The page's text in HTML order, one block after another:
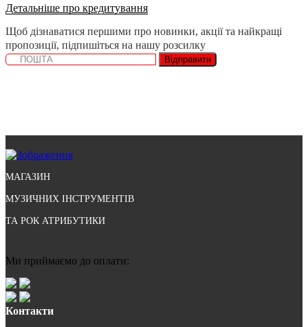
Детальніше про кредитування
Щоб дізнаватися першими про новинки, акції та найкращі
пропозиції, підпишіться на нашу розсилку
Відправити
МАГАЗИН
МУЗИЧНИХ ІНСТРУМЕНТІВ
ТА РОК АТРИБУТИКИ
Ми приймаємо до оплати:
Контакти